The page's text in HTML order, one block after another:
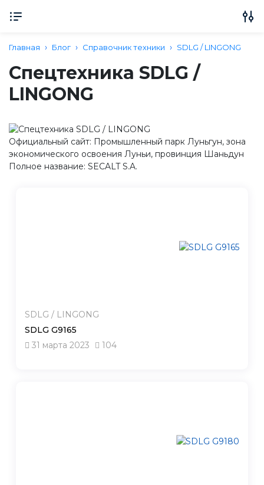
Главная Блог Справочник техники SDLG / LINGONG
Спецтехника SDLG /
LINGONG
Официальный сайт: Промышленный парк Луньгун, зона
экономического освоения Луньи, провинция Шаньдун
Полное название: SECALT S.A.
SDLG / LINGONG
SDLG G9165
31 марта 2023
104